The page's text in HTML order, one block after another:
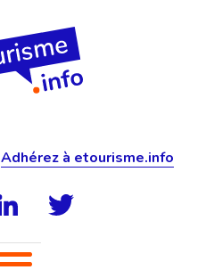
Adhérez à etourisme.info